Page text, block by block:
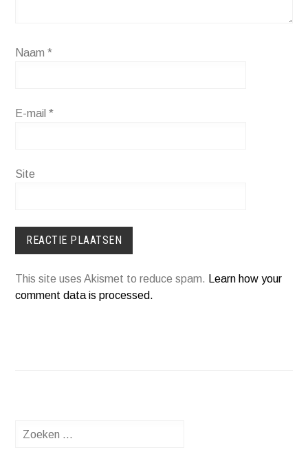
Naam*
E-mail*
Site
This site uses Akismet to reduce spam. Learn how your
comment data is processed.
Zoeken